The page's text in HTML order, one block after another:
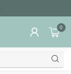
0